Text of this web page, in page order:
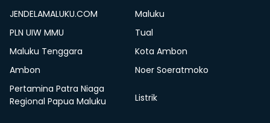
JENDELAMALUKU.COM
Maluku
PLN UIW MMU
Tual
Maluku Tenggara
Kota Ambon
Ambon
Noer Soeratmoko
Pertamina Patra Niaga
Regional Papua Maluku
Listrik